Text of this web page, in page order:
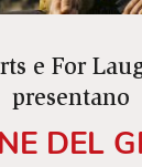
e For
presentano
DEL